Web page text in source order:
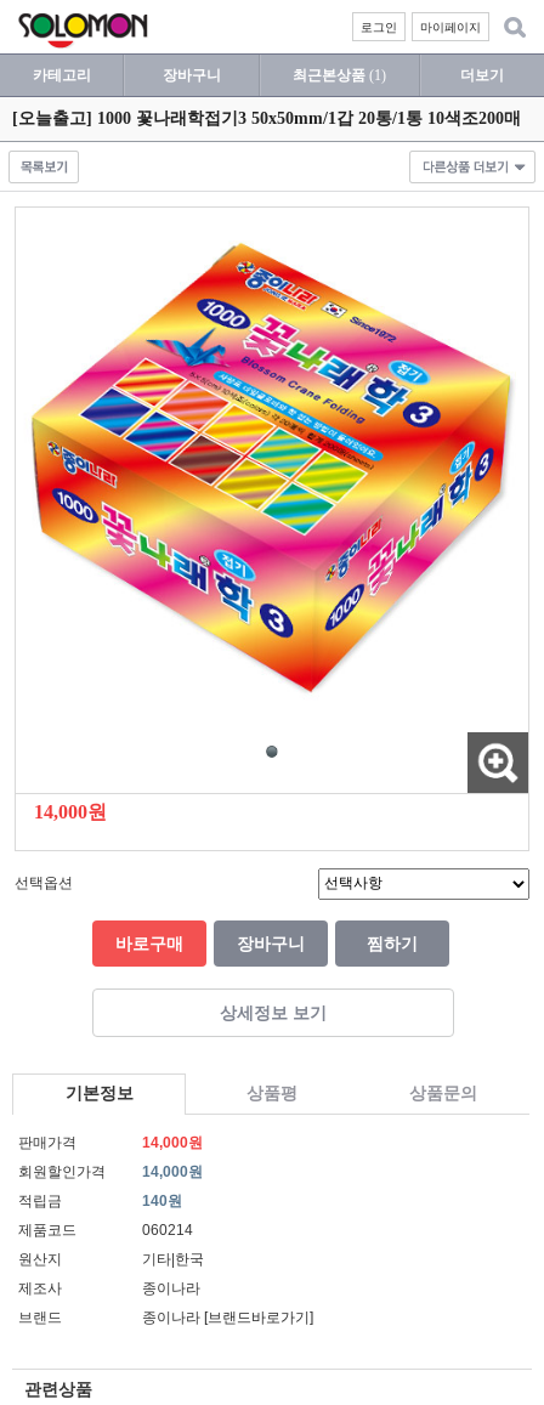
마이페이지
로그인
카테고리 장바구니 최근본상품 (1) 더보기
[오늘출고] 1000 꽃나래학접기3 50x50mm/1갑 20통/1통 10색조200매
14,000원
선택옵션
바로구매 장바구니 찜하기
상세정보 보기
기본정보 상품평 상품문의
판매가격
14,000원
회원할인가격
14,000원
적립금
140원
제품코드
060214
원산지
기타|한국
제조사
종이나라
브랜드
종이나라 [브랜드바로가기]
관련상품